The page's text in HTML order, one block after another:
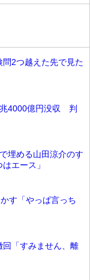
問2つ越えた先で見た
兆4000億円没収 判
埋める山田涼介のす
エース」
す「やっぱ言っち
「すみません、離